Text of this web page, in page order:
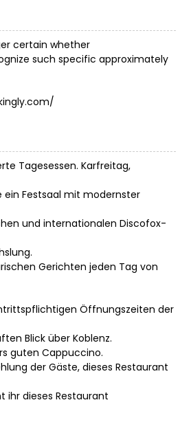
certain whether
such specific approximately
Tagesessen. Karfreitag,
Festsaal mit modernster
und internationalen Discofox-
Gerichten jeden Tag von
Öffnungszeiten der
Blick über Koblenz.
guten Cappuccino.
der Gäste, dieses Restaurant
ihr dieses Restaurant